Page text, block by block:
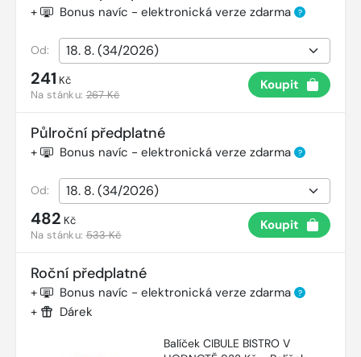
+ Bonus navíc - elektronická verze zdarma ?
Od:
241 Kč
Na stánku:267 Kč
Koupit
Půlroční předplatné
+ Bonus navíc - elektronická verze zdarma ?
Od:
482 Kč
Na stánku:533 Kč
Koupit
Roční předplatné
+ Bonus navíc - elektronická verze zdarma ?
+ Dárek
Balíček CIBULE BISTRO V